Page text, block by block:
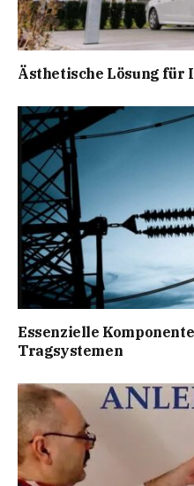
Ästhetische Lösung für
Essenzielle
Tragsystemen